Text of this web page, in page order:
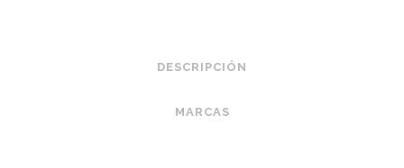
DESCRIPCIÓN
MARCAS